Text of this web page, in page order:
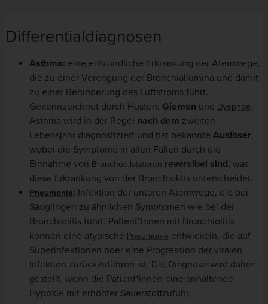
Differentialdiagnosen
Asthma: eine entzündliche Erkrankung der Atemwege,
die zu einer Verengung der Bronchiallumina und damit
zu einer Behinderung des Luftstroms führt.
Gekennzeichnet durch Husten, Giemen und Dyspnoe.
Asthma wird in der Regel nach dem zweiten
Lebensjahr diagnostiziert und hat bekannte Auslöser,
wobei die Symptome in allen Fällen durch die
Einnahme von Bronchodilatatoren reversibel sind, was
diese Erkrankung von der Bronchiolitis unterscheidet.
Pneumonie: Infektion der unteren Atemwege, die bei
Säuglingen zu ähnlichen Symptomen wie bei der
Bronchiolitis führt. Patient*innen mit Bronchiolitis
können eine atypische Pneumonie entwickeln, die auf
Superinfektionen oder eine Progression der viralen
Infektion zurückzuführen ist. Die Diagnose wird daher
gestellt, wenn die Patient*innen eine anhaltende
Hypoxie mit erhöhter Sauerstoffzufuhr,